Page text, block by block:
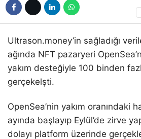
Ultrason.money’in sağladığı
ağında NFT pazaryeri
yakım desteğiyle 100 binden
gerçekelşti.
OpenSea’nin yakım oranındaki
ayında başlayıp Eylül’de zirve
dolayı platform üzerinde